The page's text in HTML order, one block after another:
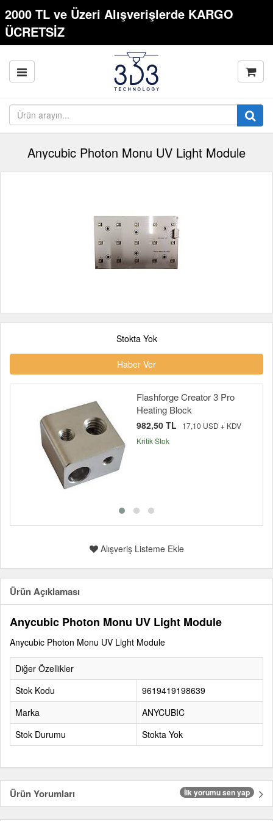
2000 TL ve Üzeri Alışverişlerde KARGO
ÜCRETSİZ
Anycubic Photon Monu UV Light Module
Stokta Yok
Haber Ver
Flashforge Creator 3 Pro
Heating Block
982,50 TL
17,10 USD + KDV
Kritik Stok
Alışveriş Listeme Ekle
Ürün Açıklaması
Anycubic Photon Monu UV Light Module
Anycubic Photon Monu UV Light Module
Diğer Özellikler
Stok Kodu
9619419198639
Marka
ANYCUBIC
Stok Durumu
Stokta Yok
Ürün Yorumları İlk yorumu sen yap